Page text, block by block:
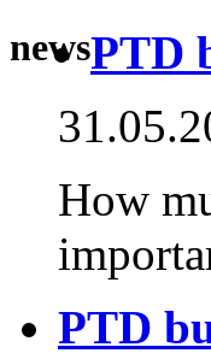
newsPTD
How
PTD